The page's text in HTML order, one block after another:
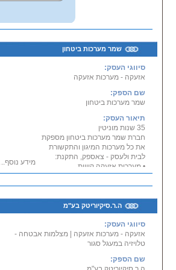
שמר מערכות ביטחון
סיווגי העסק:
אזעקה - מערכות אזעקה
שם הספק:
שמר מערכות ביטחון
תיאור העסק:
35 שנות מוניטין
חברת שמר מערכות ביטחון מספקת
את כל מערכות המיגון והתקשורת
לבית ולעסק - צאספק, התקנת:
• מערכות אזעקה קוויות
• מערכות אזעקה אלחוטיות
• מערכות אינטרקום
• טלוויזיה במעגל סגור
• מערכות גילוי אש ועשן
אודות:
חברת שמר מערכות ביטחון מנוהלת
מיגון ותקשורת בארץ.
מידע נוסף...
ה.ר.סיקיוריטק בע"מ
סיווגי העסק:
אזעקה - מערכות אזעקה
מצלמות אבטחה -
טלויזיה במעגל סגור
שם הספק: